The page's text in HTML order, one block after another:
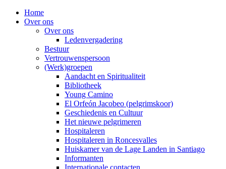
Home
Over ons
Over ons
Ledenvergadering
Bestuur
Vertrouwenspersoon
(Werk)groepen
Aandacht en Spiritualiteit
Bibliotheek
Young Camino
El Orfeón Jacobeo (pelgrimskoor)
Geschiedenis en Cultuur
Het nieuwe pelgrimeren
Hospitaleren
Hospitaleren in Roncesvalles
Huiskamer van de Lage Landen in Santiago
Informanten
Internationale contacten